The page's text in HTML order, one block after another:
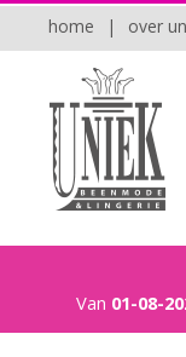
over
|
home
Van 01-08-